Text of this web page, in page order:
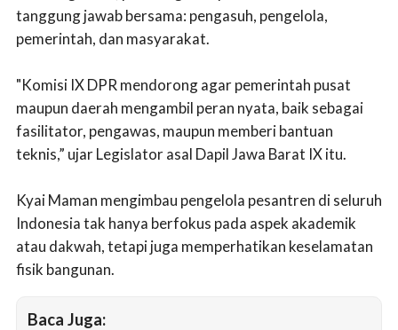
tanggung jawab bersama: pengasuh, pengelola,
pemerintah, dan masyarakat.
"Komisi IX DPR mendorong agar pemerintah pusat
maupun daerah mengambil peran nyata, baik sebagai
fasilitator, pengawas, maupun memberi bantuan
teknis,” ujar Legislator asal Dapil Jawa Barat IX itu.
Kyai Maman mengimbau pengelola pesantren di seluruh
Indonesia tak hanya berfokus pada aspek akademik
atau dakwah, tetapi juga memperhatikan keselamatan
fisik bangunan.
Baca Juga: